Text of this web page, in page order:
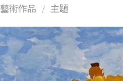
藝術作品 / 主題